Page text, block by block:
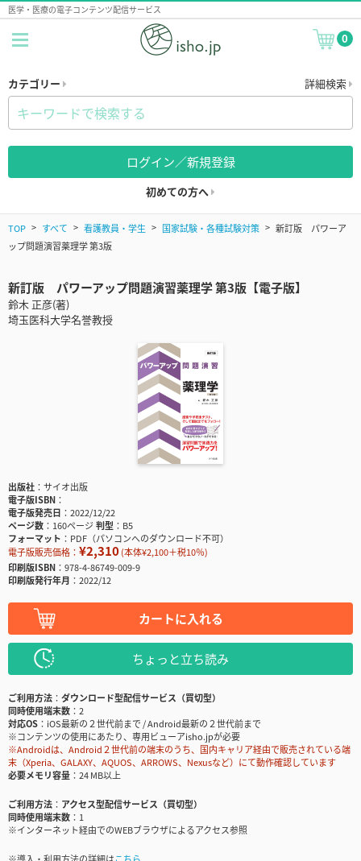
医学・医療の電子コンテンツ配信サービス
0
カテゴリー 詳細検索
ログイン／新規登録
初めての方へ
TOP すべて 看護教員・学生 国家試験・各種試験対策
新訂版 パワーア
ップ問題演習薬理学 第3版
新訂版 パワーアップ問題演習薬理学 第3版【電子版】
鈴木 正彦(著)
埼玉医科大学名誉教授
出版社
サイオ出版
電子版ISBN
電子版発売日
2022/12/22
ページ数
160ページ判型
B5
フォーマット
PDF（パソコンへのダウンロード不可）
電子版販売価格： ¥2,310(本体¥2,100＋税10％)
印刷版ISBN
978-4-86749-009-9
印刷版発行年月
2022/12
カートに入れる
ちょっと立ち読み
ご利用方法
ダウンロード型配信サービス（買切型）
同時使用端末数
2
対応OS
iOS最新の２世代前まで / Android最新の２世代前まで
※コンテンツの使用にあたり、専用ビューアisho.jpが必要
※Androidは、Android２世代前の端末のうち、国内キャリア経由で販売されている端
末（Xperia、GALAXY、AQUOS、ARROWS、Nexusなど）にて動作確認しています
必要メモリ容量
24 MB以上
ご利用方法
アクセス型配信サービス（買切型）
同時使用端末数
1
※インターネット経由でのWEBブラウザによるアクセス参照